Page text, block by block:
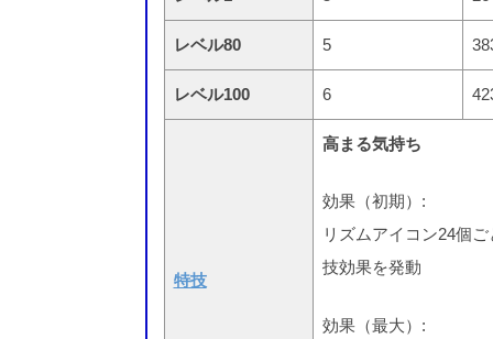
レベル80 5
レベル100 6
特技
高まる気持ち
効果（初期）:
リズムアイコン24個
技効果を発動
効果（最大）: